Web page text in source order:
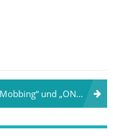
und „ONLINE“ am 08.04.2025 in Katzenelnbogen mit Nadine Kohne und Leonie Ocker